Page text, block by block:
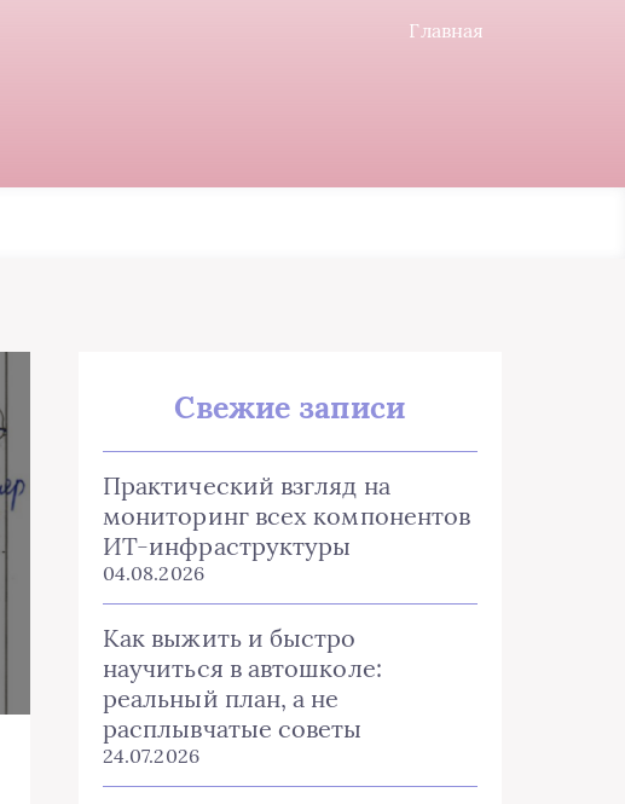
Главная
Свежие записи
Практический взгляд на
мониторинг всех компонентов
ИТ-инфраструктуры
04.08.2026
Как выжить и быстро
научиться в автошколе:
реальный план, а не
расплывчатые советы
24.07.2026